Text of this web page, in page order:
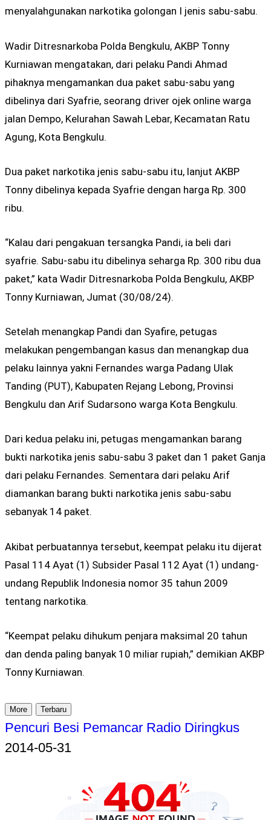
menyalahgunakan narkotika golongan I jenis sabu-sabu.
Wadir Ditresnarkoba Polda Bengkulu, AKBP Tonny
Kurniawan mengatakan, dari pelaku Pandi Ahmad
pihaknya mengamankan dua paket sabu-sabu yang
dibelinya dari Syafrie, seorang driver ojek online warga
jalan Dempo, Kelurahan Sawah Lebar, Kecamatan Ratu
Agung, Kota Bengkulu.
Dua paket narkotika jenis sabu-sabu itu, lanjut AKBP
Tonny dibelinya kepada Syafrie dengan harga Rp. 300
ribu.
“Kalau dari pengakuan tersangka Pandi, ia beli dari
syafrie. Sabu-sabu itu dibelinya seharga Rp. 300 ribu dua
paket,” kata Wadir Ditresnarkoba Polda Bengkulu, AKBP
Tonny Kurniawan, Jumat (30/08/24).
Setelah menangkap Pandi dan Syafire, petugas
melakukan pengembangan kasus dan menangkap dua
pelaku lainnya yakni Fernandes warga Padang Ulak
Tanding (PUT), Kabupaten Rejang Lebong, Provinsi
Bengkulu dan Arif Sudarsono warga Kota Bengkulu.
Dari kedua pelaku ini, petugas mengamankan barang
bukti narkotika jenis sabu-sabu 3 paket dan 1 paket Ganja
dari pelaku Fernandes. Sementara dari pelaku Arif
diamankan barang bukti narkotika jenis sabu-sabu
sebanyak 14 paket.
Akibat perbuatannya tersebut, keempat pelaku itu dijerat
Pasal 114 Ayat (1) Subsider Pasal 112 Ayat (1) undang-
undang Republik Indonesia nomor 35 tahun 2009
tentang narkotika.
“Keempat pelaku dihukum penjara maksimal 20 tahun
dan denda paling banyak 10 miliar rupiah,” demikian AKBP
Tonny Kurniawan.
More Terbaru
Pencuri Besi Pemancar Radio Diringkus
2014-05-31